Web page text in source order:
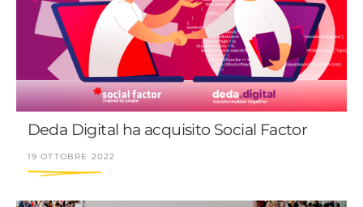
Deda Digital ha acquisito Social Factor
19 OTTOBRE 2022